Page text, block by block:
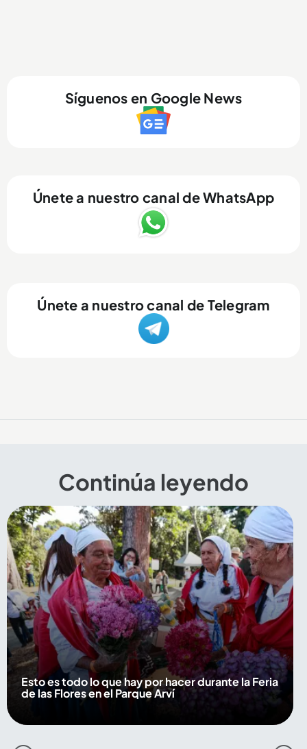
Síguenos en Google News
Únete a nuestro canal de WhatsApp
Únete a nuestro canal de Telegram
Continúa leyendo
Esto es todo lo que hay por hacer durante la Feria
de las Flores en el Parque Arví